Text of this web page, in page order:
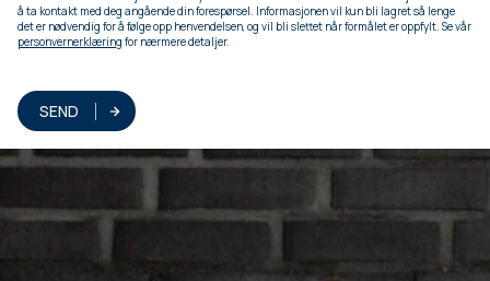
å ta kontakt med deg angående din forespørsel. Informasjonen vil kun bli lagret så lenge
det er nødvendig for å følge opp henvendelsen, og vil bli slettet når formålet er oppfylt. Se vår
personvernerklæring for nærmere detaljer.